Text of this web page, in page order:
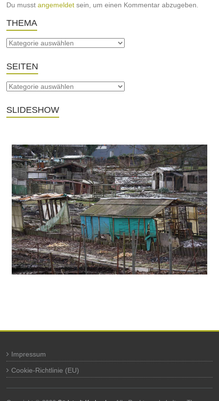
Du musstangemeldet sein, um einen Kommentar abzugeben.
THEMA
SEITEN
SLIDESHOW
Impressum
Cookie-Richtlinie (EU)